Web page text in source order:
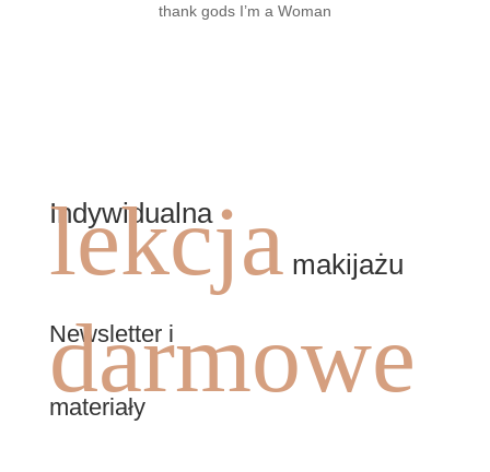
thank gods I’m a Woman
Indywidualna
lekcja makijażu
Newsletter i
darmowe
materiały